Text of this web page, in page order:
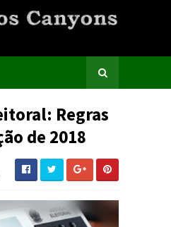
Regras
de 2018